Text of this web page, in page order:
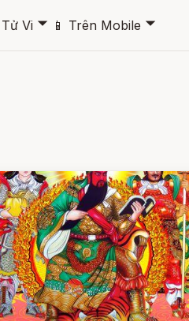
Tử Vi 🞃 📱 Trên Mobile 🞃